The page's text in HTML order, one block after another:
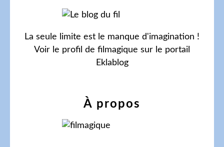
La seule limite est le manque d'imagination !
Voir le profil de filmagique sur le portail
Eklablog
À propos